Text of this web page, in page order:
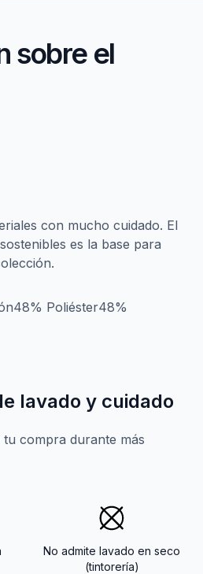
sobre el
con mucho cuidado. El
es la base para
Poliéster48%
lavado y cuidado
compra durante más
No admite lavado en seco
(tintorería)